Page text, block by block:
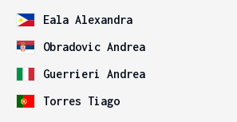
Eala Alexandra
Obradovic Andrea
Guerrieri Andrea
Torres Tiago